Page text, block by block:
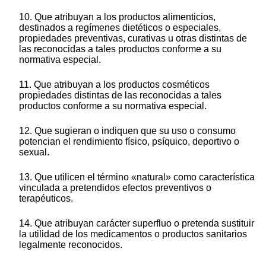
10. Que atribuyan a los productos alimenticios,
destinados a regímenes dietéticos o especiales,
propiedades preventivas, curativas u otras distintas de
las reconocidas a tales productos conforme a su
normativa especial.
11. Que atribuyan a los productos cosméticos
propiedades distintas de las reconocidas a tales
productos conforme a su normativa especial.
12. Que sugieran o indiquen que su uso o consumo
potencian el rendimiento físico, psíquico, deportivo o
sexual.
13. Que utilicen el término «natural» como característica
vinculada a pretendidos efectos preventivos o
terapéuticos.
14. Que atribuyan carácter superfluo o pretenda sustituir
la utilidad de los medicamentos o productos sanitarios
legalmente reconocidos.